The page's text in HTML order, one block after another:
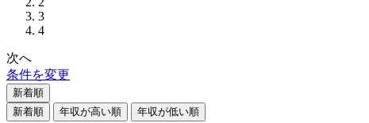
3
4
次へ
条件を変更
新着順
新着順
年収が高い順 年収が低い順